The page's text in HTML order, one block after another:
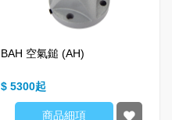
BAH 空氣鎚 (AH)
$ 5300
商品細項